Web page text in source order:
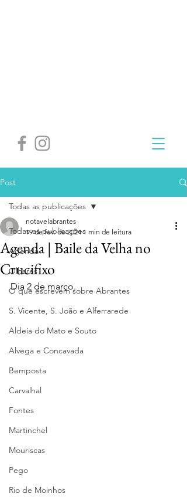
Post
Todas as publicações
Agenda
Olhares
O que escrevem sobre Abrantes
S. Vicente, S. João e Alferrarede
Aldeia do Mato e Souto
Alvega e Concavada
Bemposta
Carvalhal
Fontes
Martinchel
Mouriscas
Pego
Rio de Moinhos
Todas as publicações
Agenda | Baile da Velha no
Crucifixo
notavelabrantes
19 de fev. de 2024 1 min de leitura
Dia 2 de março.